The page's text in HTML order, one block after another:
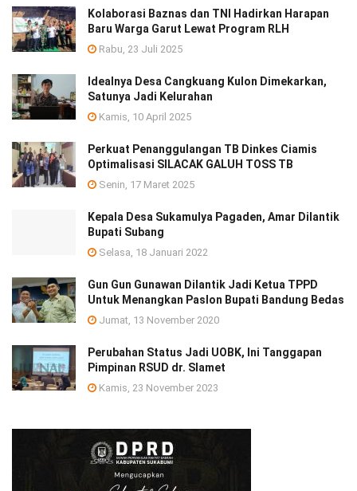
Kolaborasi Baznas dan TNI Hadirkan Harapan
Baru Warga Garut Lewat Program RLH
Rabu, 23 Juli 2025
Idealnya Desa Cangkuang Kulon Dimekarkan,
Satunya Jadi Kelurahan
Kamis, 10 April 2025
Perkuat Penanggulangan TB Dinkes Ciamis
Optimalisasi SILACAK GALUH TOSS TB
Senin, 17 Maret 2025
Kepala Desa Sukamulya Pagaden, Amar Dilantik
Bupati Subang
Selasa, 18 Januari 2022
Gun Gun Gunawan Dilantik Jadi Ketua TPPD
Untuk Menangkan Paslon Bupati Bandung Bedas
Jumat, 13 November 2020
Perubahan Status Jadi UOBK, Ini Tanggapan
Pimpinan RSUD dr. Slamet
Kamis, 23 November 2023